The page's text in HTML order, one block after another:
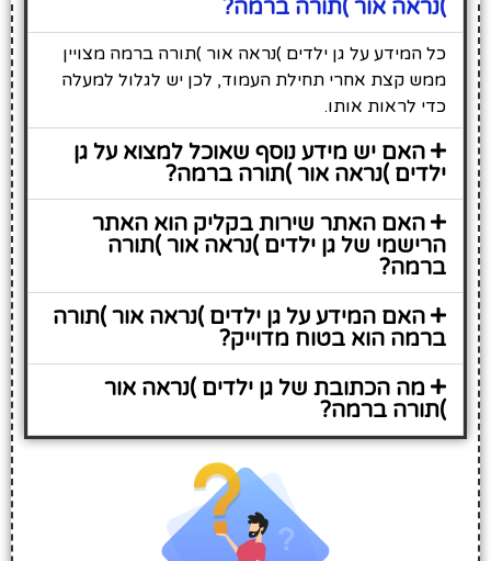
)נראה אור )תורה ברמה?
כל המידע על גן ילדים )נראה אור )תורה ברמה מצויין
ממש קצת אחרי תחילת העמוד, לכן יש לגלול למעלה
כדי לראות אותו.
האם יש מידע נוסף שאוכל למצוא על גן
ילדים )נראה אור )תורה ברמה?
האם האתר שירות בקליק הוא האתר
הרישמי של גן ילדים )נראה אור )תורה
ברמה?
האם המידע על גן ילדים )נראה אור )תורה
ברמה הוא בטוח מדוייק?
מה הכתובת של גן ילדים )נראה אור
)תורה ברמה?